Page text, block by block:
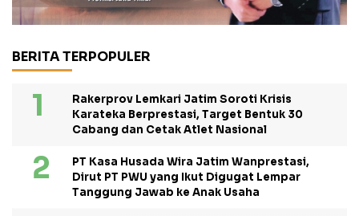
BERITA TERPOPULER
Rakerprov Lemkari Jatim Soroti Krisis
Karateka Berprestasi, Target Bentuk 30
Cabang dan Cetak Atlet Nasional
PT Kasa Husada Wira Jatim Wanprestasi,
Dirut PT PWU yang Ikut Digugat Lempar
Tanggung Jawab ke Anak Usaha